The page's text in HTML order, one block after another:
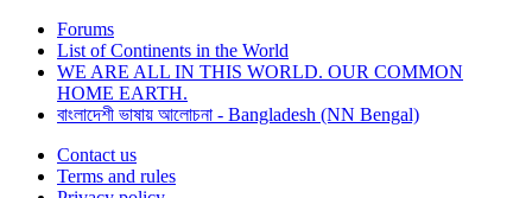
Forums
List of Continents in the World
WE ARE ALL IN THIS WORLD. OUR COMMON
HOME EARTH.
বাংলাদেশী ভাষায় আলোচনা - Bangladesh (NN Bengal)
Contact us
Terms and rules